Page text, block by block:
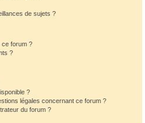
de sujets ?
ce forum ?
?
?
légales concernant ce forum ?
du forum ?